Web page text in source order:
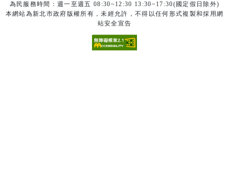
為民服務時間：週一至週五 08:30~12:30 13:30~17:30(國定假日除外)
本網站為新北市政府版權所有，未經允許，不得以任何形式複製和採用網
站安全宣告